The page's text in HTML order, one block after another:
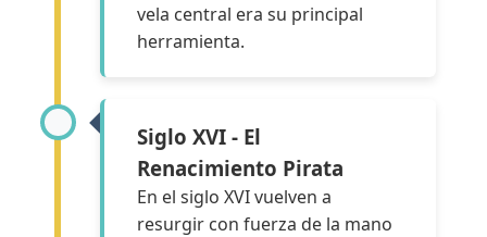
vela central era su principal
herramienta.
Siglo XVI - El
Renacimiento Pirata
En el siglo XVI vuelven a
resurgir con fuerza de la mano